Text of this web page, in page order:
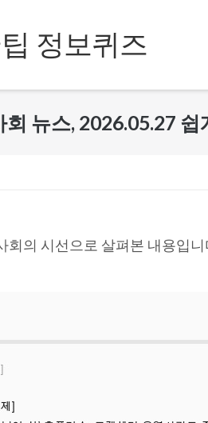
정보퀴즈
뉴스, 2026.05.27
회의 시선으로 살펴본 내용입